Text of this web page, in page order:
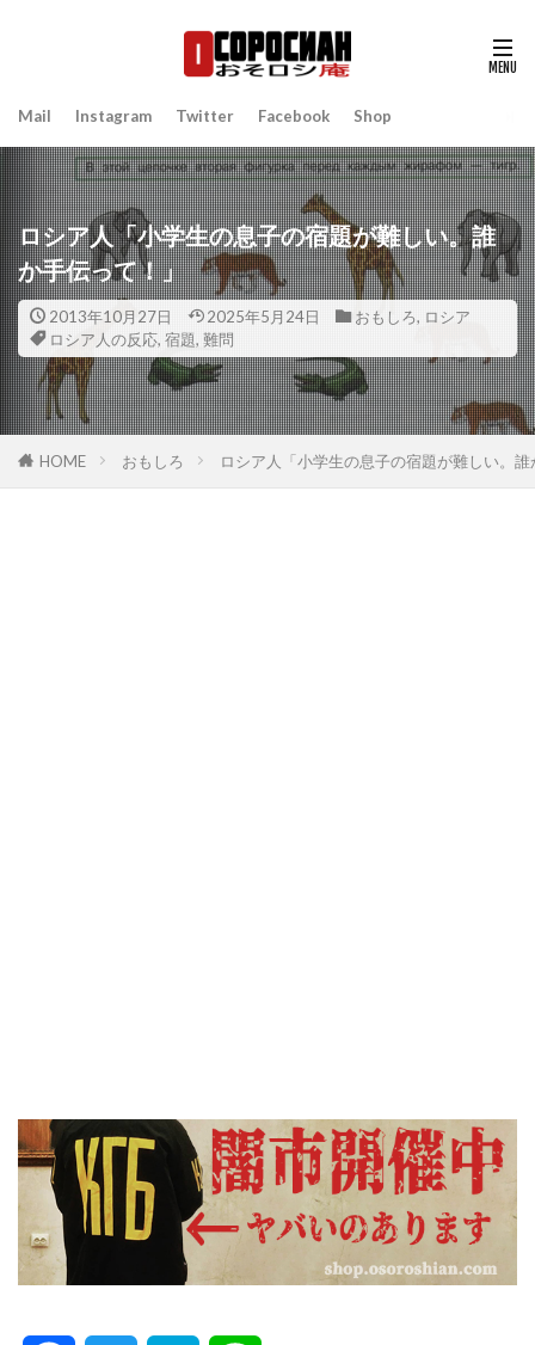
Mail Instagram Twitter Facebook Shop
ロシア人「小学生の息子の宿題が難しい。誰
か手伝って！」
2013年10月27日 2025年5月24日 おもしろ, ロシア
ロシア人の反応, 宿題, 難問
HOME おもしろ ロシア人「小学生の息子の宿題が難しい。